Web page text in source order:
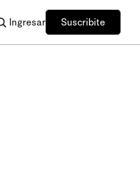
Ingresar Suscribite